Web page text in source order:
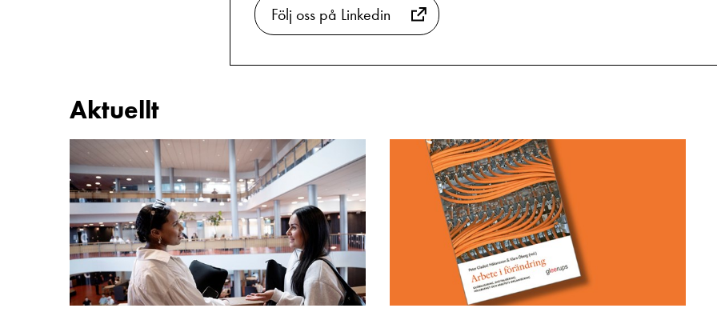
Följ oss på Linkedin
Aktuellt
Call
for
abstracts:
4th
Malmö
Work
förändring